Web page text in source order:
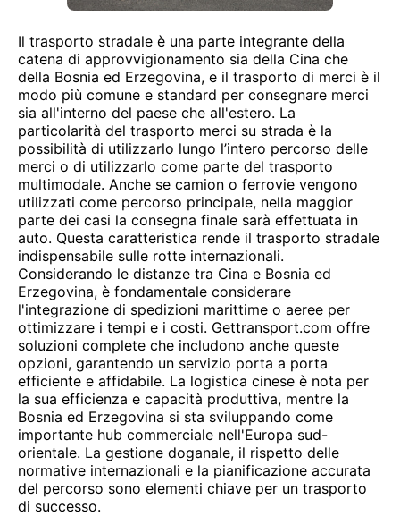
Il trasporto stradale è una parte integrante della
catena di approvvigionamento sia della Cina che
della Bosnia ed Erzegovina, e il trasporto di merci è il
modo più comune e standard per consegnare merci
sia all'interno del paese che all'estero. La
particolarità del trasporto merci su strada è la
possibilità di utilizzarlo lungo l’intero percorso delle
merci o di utilizzarlo come parte del trasporto
multimodale. Anche se camion o ferrovie vengono
utilizzati come percorso principale, nella maggior
parte dei casi la consegna finale sarà effettuata in
auto. Questa caratteristica rende il trasporto stradale
indispensabile sulle rotte internazionali.
Considerando le distanze tra Cina e Bosnia ed
Erzegovina, è fondamentale considerare
l'integrazione di spedizioni marittime o aeree per
ottimizzare i tempi e i costi. Gettransport.com offre
soluzioni complete che includono anche queste
opzioni, garantendo un servizio porta a porta
efficiente e affidabile. La logistica cinese è nota per
la sua efficienza e capacità produttiva, mentre la
Bosnia ed Erzegovina si sta sviluppando come
importante hub commerciale nell'Europa sud-
orientale. La gestione doganale, il rispetto delle
normative internazionali e la pianificazione accurata
del percorso sono elementi chiave per un trasporto
di successo.